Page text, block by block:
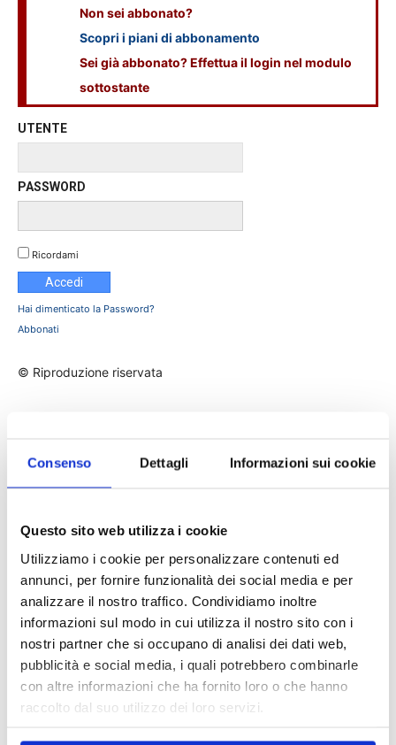
Consenso Dettagli Informazioni sui cookie
Questo sito web utilizza i cookie
Utilizziamo i cookie per personalizzare contenuti ed
annunci, per fornire funzionalità dei social media e per
analizzare il nostro traffico. Condividiamo inoltre
informazioni sul modo in cui utilizza il nostro sito con i
nostri partner che si occupano di analisi dei dati web,
pubblicità e social media, i quali potrebbero combinarle
con altre informazioni che ha fornito loro o che hanno
raccolto dal suo utilizzo dei loro servizi.
Non sei abbonato?
Scopri i piani di abbonamento
Sei già abbonato? Effettua il login nel modulo
sottostante
UTENTE
PASSWORD
Ricordami
Hai dimenticato la Password?
Abbonati
© Riproduzione riservata
IL MENSILE ASSINEWS LUGLIO-
AGOSTO 2026